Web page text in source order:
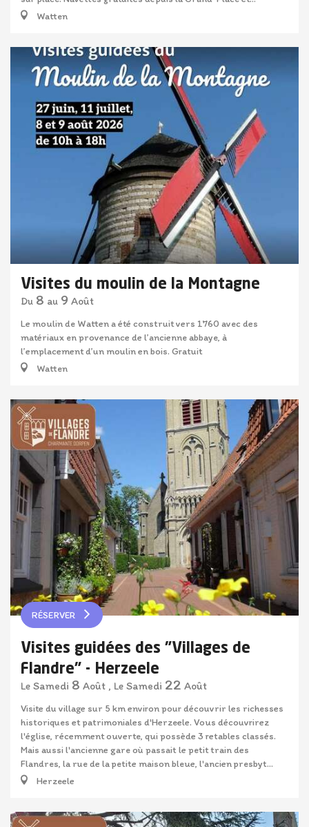
Watten
Visites du moulin de la Montagne
Du 8 au 9 Août
Le moulin de Watten a été construit vers 1760 avec des
matériaux en provenance de l’ancienne abbaye, à
l’emplacement d’un moulin en bois. Gratuit
Watten
RÉSERVER
Visites guidées des "Villages de
Flandre" - Herzeele
Le Samedi 8 Août , Le Samedi 22 Août
Visite du village sur 5 km environ pour découvrir les richesses
historiques et patrimoniales d'Herzeele. Vous découvrirez
l'église, récemment ouverte, qui possède 3 retables classés.
Mais aussi l'ancienne gare où passait le petit train des
Flandres, la rue de la petite maison bleue, l'ancien presbyt...
Herzeele